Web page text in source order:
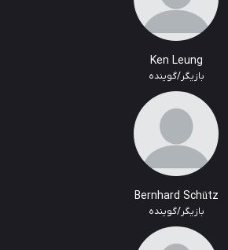
Ken Leung
بازیگر/گوینده
Bernhard Schütz
بازیگر/گوینده